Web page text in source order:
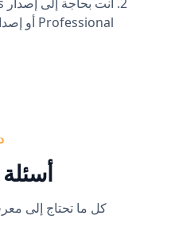
Professional أو إصدار أعلى.
كل ما تحتاج إلى